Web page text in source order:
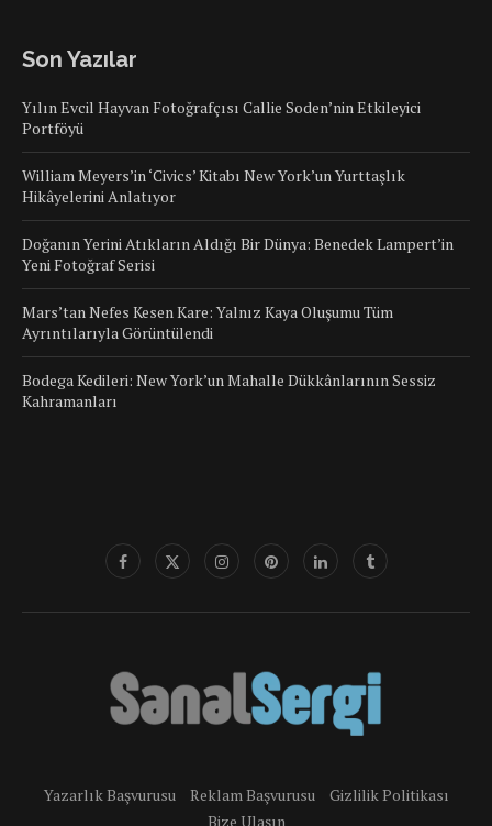
Son Yazılar
Yılın Evcil Hayvan Fotoğrafçısı Callie Soden’nin Etkileyici
Portföyü
William Meyers’in ‘Civics’ Kitabı New York’un Yurttaşlık
Hikâyelerini Anlatıyor
Doğanın Yerini Atıkların Aldığı Bir Dünya: Benedek Lampert’in
Yeni Fotoğraf Serisi
Mars’tan Nefes Kesen Kare: Yalnız Kaya Oluşumu Tüm
Ayrıntılarıyla Görüntülendi
Bodega Kedileri: New York’un Mahalle Dükkânlarının Sessiz
Kahramanları
Yazarlık Başvurusu Reklam Başvurusu
Gizlilik Politikası
Bize Ulaşın